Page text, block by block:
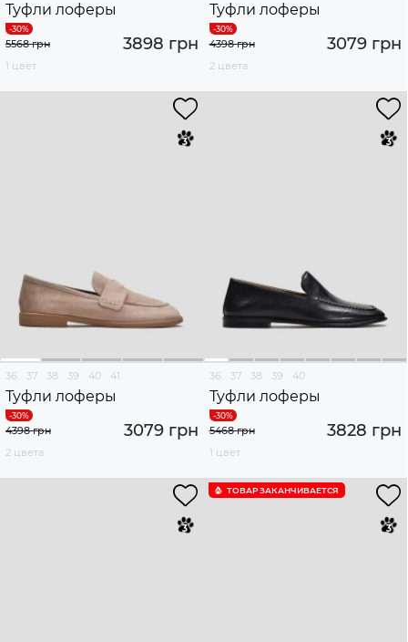
Туфли лоферы
3898 грн
5568 грн
1 цвет
Туфли лоферы
3079 грн
4398 грн
2 цвета
36 37 38 39 40 41
Туфли лоферы
3079 грн
4398 грн
2 цвета
36 37 38 39 40
Туфли лоферы
3828 грн
5468 грн
1 цвет
ТОВАР ЗАКАНЧИВАЕТСЯ